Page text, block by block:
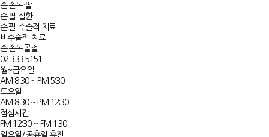
손·손목·팔
손·팔 질환
손·팔 수술적 치료
비수술적 치료
손·손목골절
02.333.5151
월~금요일
AM 8:30 ~ PM 5:30
토요일
AM 8:30 ~ PM 12:30
점심시간
PM 12:30 ~ PM 1:30
일요일/공휴일 휴진